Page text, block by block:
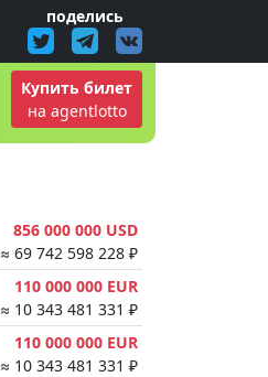
поделись
Купить билет
на agentlotto
856 000 000 USD
≈ 69 742 598 228 ₽
110 000 000 EUR
≈ 10 343 481 331 ₽
110 000 000 EUR
≈ 10 343 481 331 ₽